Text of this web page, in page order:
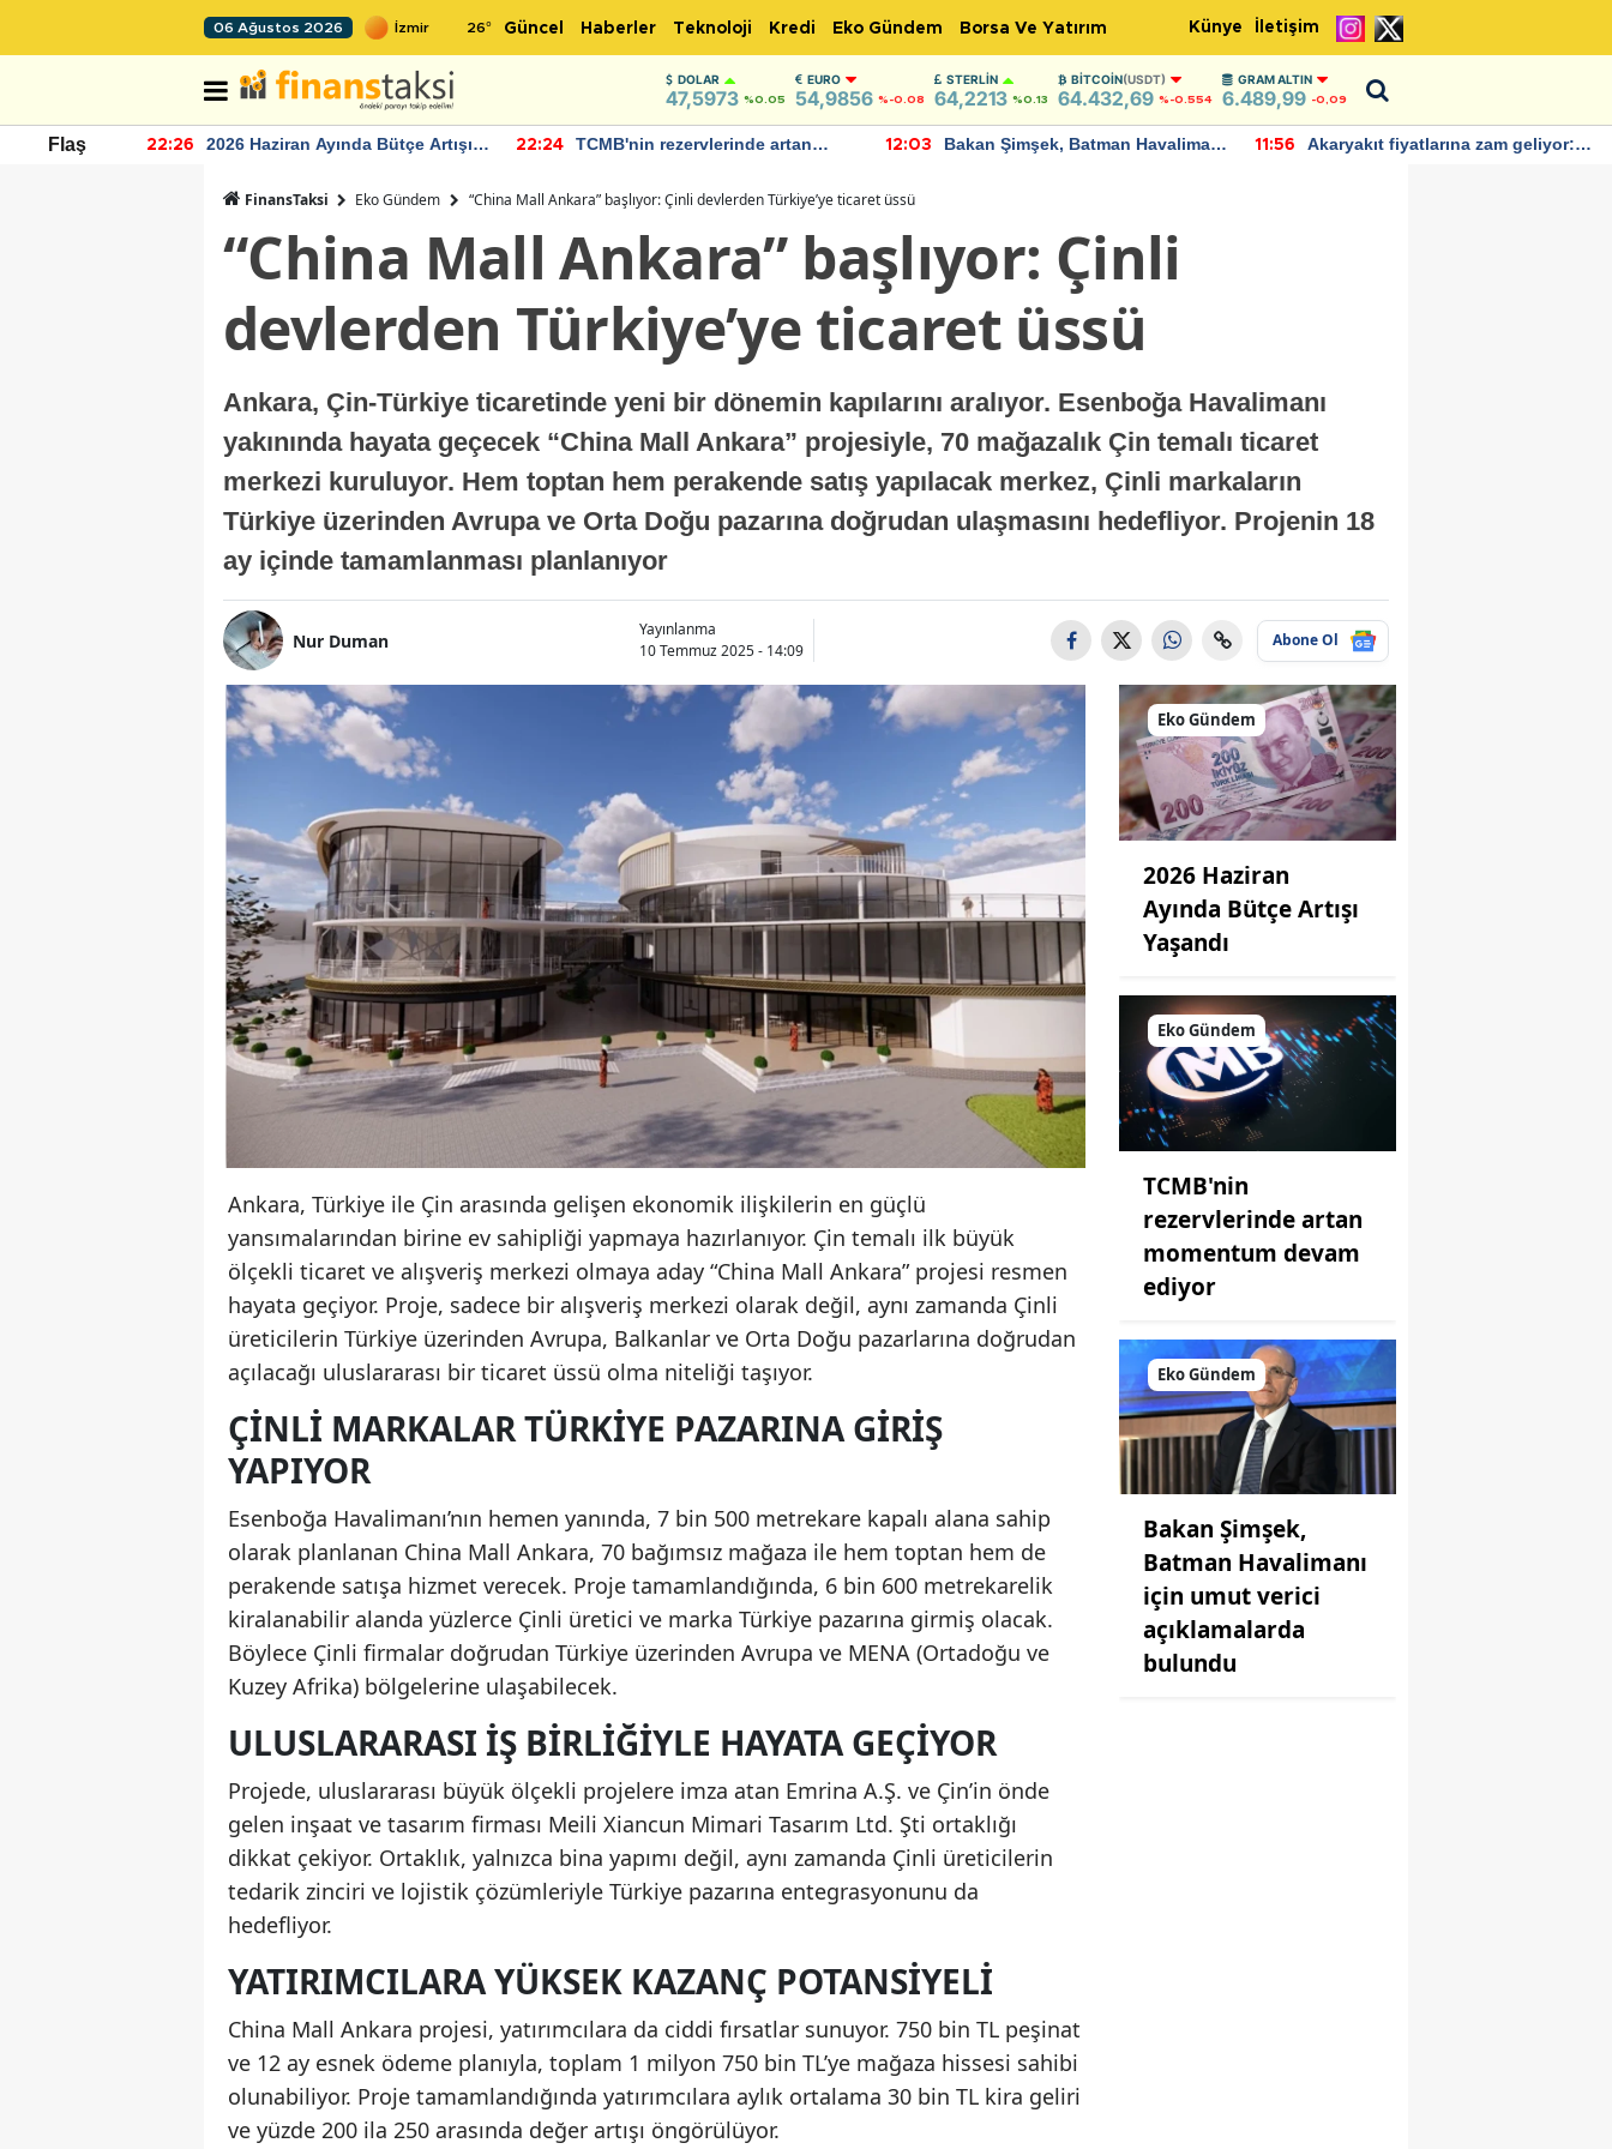
06 Ağustos 2026 26° Güncel Haberler Teknoloji Kredi Eko Gündem Borsa Ve Yatırım Künye İletişim
DOLAR
47,5973 %0.05
EURO
54,9856 %-0.08
STERLIN
64,2213 %0.13
BITCOIN(USDT)
64.432,69 %-0.554
GRAM ALTIN
6.489,99 -0,09
Flaş 22:26
2026 Haziran Ayında Bütçe Artışı
22:24
TCMB'nin rezervlerinde artan
12:03
Bakan Şimşek, Batman Havalimanı
11:56
Akaryakıt fiyatlarına zam geliyor:
FinansTaksi Eko Gündem “China Mall Ankara” başlıyor: Çinli devlerden Türkiye’ye ticaret üssü
“China Mall Ankara” başlıyor: Çinli
devlerden Türkiye’ye ticaret üssü
Ankara, Çin-Türkiye ticaretinde yeni bir dönemin kapılarını aralıyor. Esenboğa Havalimanı
yakınında hayata geçecek “China Mall Ankara” projesiyle, 70 mağazalık Çin temalı ticaret
merkezi kuruluyor. Hem toptan hem perakende satış yapılacak merkez, Çinli markaların
Türkiye üzerinden Avrupa ve Orta Doğu pazarına doğrudan ulaşmasını hedefliyor. Projenin 18
ay içinde tamamlanması planlanıyor
Nur Duman
Yayınlanma
10 Temmuz 2025 - 14:09
Abone Ol
Ankara, Türkiye ile Çin arasında gelişen ekonomik ilişkilerin en güçlü
yansımalarından birine ev sahipliği yapmaya hazırlanıyor. Çin temalı ilk büyük
ölçekli ticaret ve alışveriş merkezi olmaya aday “China Mall Ankara” projesi resmen
hayata geçiyor. Proje, sadece bir alışveriş merkezi olarak değil, aynı zamanda Çinli
üreticilerin Türkiye üzerinden Avrupa, Balkanlar ve Orta Doğu pazarlarına doğrudan
açılacağı uluslararası bir ticaret üssü olma niteliği taşıyor.
ÇINLI MARKALAR TÜRKIYE PAZARINA GIRIŞ
YAPIYOR
Esenboğa Havalimanı’nın hemen yanında, 7 bin 500 metrekare kapalı alana sahip
olarak planlanan China Mall Ankara, 70 bağımsız mağaza ile hem toptan hem de
perakende satışa hizmet verecek. Proje tamamlandığında, 6 bin 600 metrekarelik
kiralanabilir alanda yüzlerce Çinli üretici ve marka Türkiye pazarına girmiş olacak.
Böylece Çinli firmalar doğrudan Türkiye üzerinden Avrupa ve MENA (Ortadoğu ve
Kuzey Afrika) bölgelerine ulaşabilecek.
ULUSLARARASI İŞ BIRLIĞIYLE HAYATA GEÇIYOR
Projede, uluslararası büyük ölçekli projelere imza atan Emrina A.Ş. ve Çin’in önde
gelen inşaat ve tasarım firması Meili Xiancun Mimari Tasarım Ltd. Şti ortaklığı
dikkat çekiyor. Ortaklık, yalnızca bina yapımı değil, aynı zamanda Çinli üreticilerin
tedarik zinciri ve lojistik çözümleriyle Türkiye pazarına entegrasyonunu da
hedefliyor.
YATIRIMCILARA YÜKSEK KAZANÇ POTANSIYELI
China Mall Ankara projesi, yatırımcılara da ciddi fırsatlar sunuyor. 750 bin TL peşinat
ve 12 ay esnek ödeme planıyla, toplam 1 milyon 750 bin TL’ye mağaza hissesi sahibi
olunabiliyor. Proje tamamlandığında yatırımcılara aylık ortalama 30 bin TL kira geliri
ve yüzde 200 ila 250 arasında değer artışı öngörülüyor.
Eko Gündem
2026 Haziran
Ayında Bütçe Artışı
Yaşandı
Eko Gündem
TCMB'nin
rezervlerinde artan
momentum devam
ediyor
Eko Gündem
Bakan Şimşek,
Batman Havalimanı
için umut verici
açıklamalarda
bulundu